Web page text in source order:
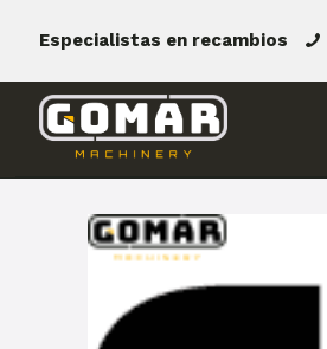
Especialistas en recambios